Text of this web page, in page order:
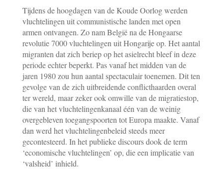
Tijdens de hoogdagen van de Koude Oorlog werden
vluchtelingen uit communistische landen met open
armen ontvangen. Zo nam België na de Hongaarse
revolutie 7000 vluchtelingen uit Hongarije op. Het aantal
migranten dat zich beriep op het asielrecht bleef in deze
periode echter beperkt. Pas vanaf het midden van de
jaren 1980 zou hun aantal spectaculair toenemen. Dit ten
gevolge van de zich uitbreidende conflicthaarden overal
ter wereld, maar zeker ook omwille van de migratiestop,
die van het vluchtelingenkanaal één van de weinig
overgebleven toegangspoorten tot Europa maakte. Vanaf
dan werd het vluchtelingenbeleid steeds meer
gecontesteerd. In het publieke discours dook de term
‘economische vluchtelingen’ op, die een implicatie van
‘valsheid’ inhield.